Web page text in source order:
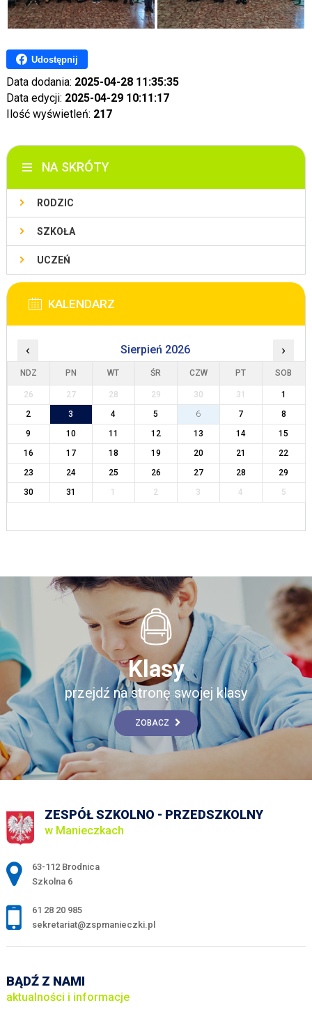
Udostępnij
Data dodania: 2025-04-28 11:35:35
Data edycji: 2025-04-29 10:11:17
Ilość wyświetleń: 217
NA SKRÓTY
RODZIC
SZKOŁA
UCZEŃ
KALENDARZ
‹ Sierpień 2026 ›
NDZ PN WT ŚR CZW PT SOB
26 27 28 29 30 31
1
2
3 4 5 6 7
8
9
10 11 12 13 14
15
16
17 18 19 20 21
22
23
24 25 26 27 28
29
30
31 1 2 3 4 5
Klasy
przejdź na stronę swojej klasy
ZOBACZ
ZESPÓŁ SZKOLNO - PRZEDSZKOLNY
w Manieczkach
Adres pocztowy:
63-112 Brodnica
Szkolna 6
61 28 20 985
sekretariat@zspmanieczki.pl
BĄDŹ Z NAMI
aktualności i informacje